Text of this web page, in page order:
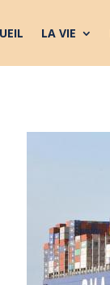
LA VIE